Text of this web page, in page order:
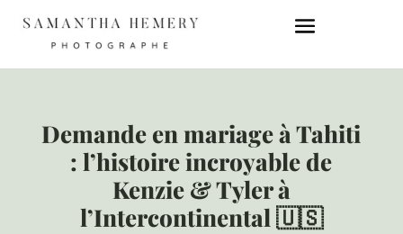
Demande en mariage à Tahiti
: l’histoire incroyable de
Kenzie & Tyler à
l’Intercontinental 🇺🇸